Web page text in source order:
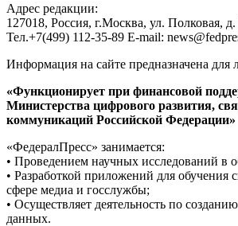
Адрес редакции:
127018, Россия, г.Москва, ул. Полковая,
Тел.+7(499) 112-35-89 E-mail:
Информация на сайте предназначена для
«Функционирует при финансовой
Министерства цифрового развития,
коммуникаций Российской Федерации»
«ФедералПресс» занимается:
• Проведением научных исследований в
• Разработкой приложений для обучения
сфере медиа и госслужбы;
• Осуществляет деятельность по
данных.